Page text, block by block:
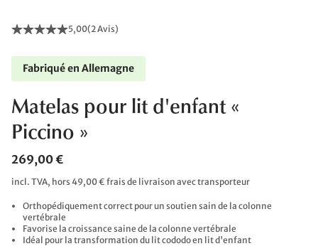
5,00(2 Avis)
Fabriqué en Allemagne
Matelas pour lit d'enfant «
Piccino »
269,00 €
incl. TVA, hors 49,00 € frais de livraison avec transporteur
Orthopédiquement correct pour un soutien sain de la colonne
vertébrale
Favorise la croissance saine de la colonne vertébrale
Idéal pour la transformation du lit cododo en lit d'enfant